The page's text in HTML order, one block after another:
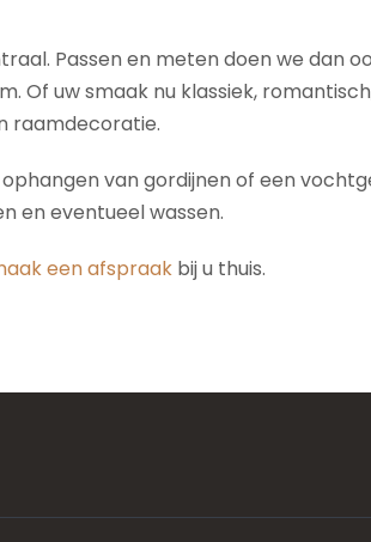
Passen en meten doen we dan
uw smaak nu klassiek,
raamdecoratie.
van gordijnen of een
en eventueel wassen.
een afspraak bij u thuis.